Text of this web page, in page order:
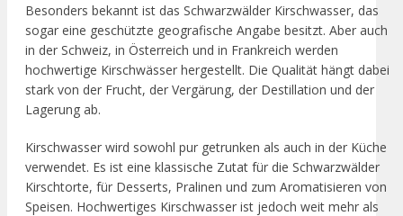
Besonders bekannt ist das Schwarzwälder Kirschwasser, das
sogar eine geschützte geografische Angabe besitzt. Aber auch
in der Schweiz, in Österreich und in Frankreich werden
hochwertige Kirschwässer hergestellt. Die Qualität hängt dabei
stark von der Frucht, der Vergärung, der Destillation und der
Lagerung ab.
Kirschwasser wird sowohl pur getrunken als auch in der Küche
verwendet. Es ist eine klassische Zutat für die Schwarzwälder
Kirschtorte, für Desserts, Pralinen und zum Aromatisieren von
Speisen. Hochwertiges Kirschwasser ist jedoch weit mehr als